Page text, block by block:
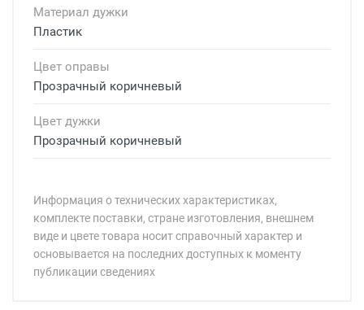
Материал дужки
Пластик
Цвет оправы
Прозрачный коричневый
Цвет дужки
Прозрачный коричневый
Информация о технических характеристиках,
комплекте поставки, стране изготовления, внешнем
виде и цвете товара носит справочный характер и
основывается на последних доступных к моменту
публикации сведениях